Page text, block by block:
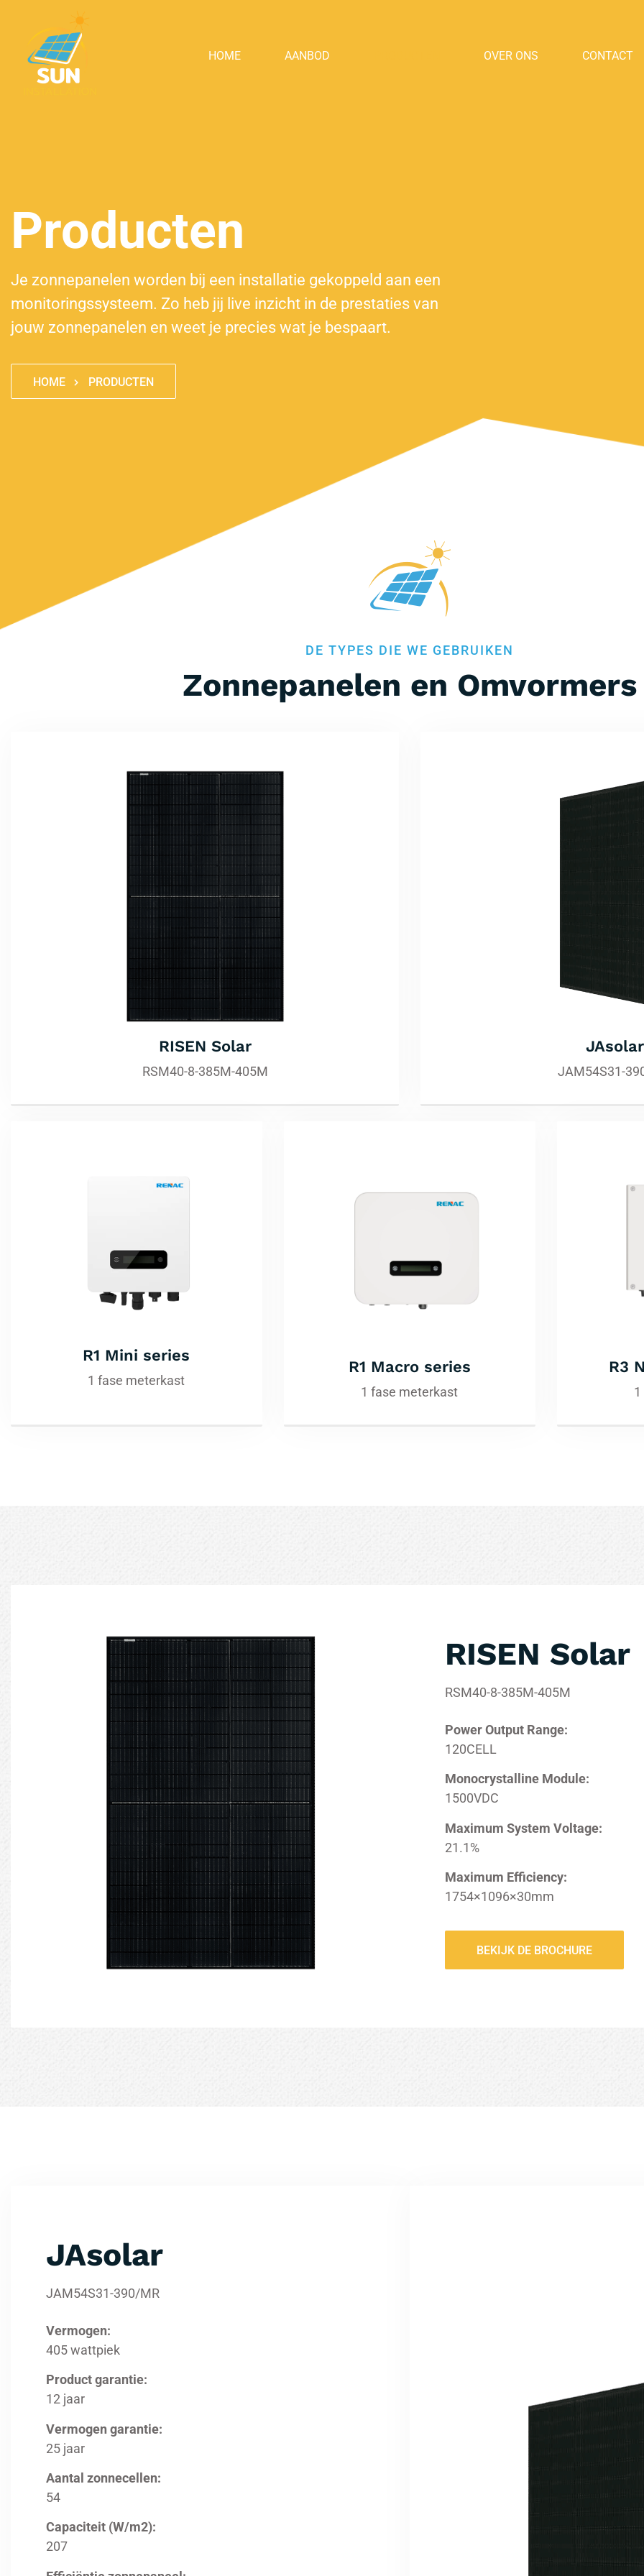
HOME AANBOD OVER ONS CONTACT
Producten
Je zonnepanelen worden bij een installatie gekoppeld aan een
monitoringssysteem. Zo heb jij live inzicht in de prestaties van
jouw zonnepanelen en weet je precies wat je bespaart.
HOME PRODUCTEN
DE TYPES DIE WE GEBRUIKEN
Zonnepanelen en Omvormers
RISEN Solar
RSM40-8-385M-405M
JAsolar
JAM54S31-
R1 Mini series
1 fase meterkast
R1 Macro series
1 fase meterkast
R3
RISEN Solar
RSM40-8-385M-405M
Power Output Range:
120CELL
Monocrystalline Module:
1500VDC
Maximum System Voltage:
21.1%
Maximum Efficiency:
1754×1096×30mm
BEKIJK DE BROCHURE
JAsolar
JAM54S31-390/MR
Vermogen:
405 wattpiek
Product garantie:
12 jaar
Vermogen garantie:
25 jaar
Aantal zonnecellen:
54
Capaciteit (W/m2):
207